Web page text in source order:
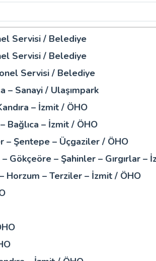
Servisi / Belediye
Servisi / Belediye
Servisi / Belediye
– Sanayi / Ulaşımpark
– İzmit / ÖHO
Bağlıca – İzmit / ÖHO
– Şentepe – Üçgaziler / ÖHO
Gökçeöre – Şahinler – Gırgırlar –
Horzum – Terziler – İzmit / ÖHO